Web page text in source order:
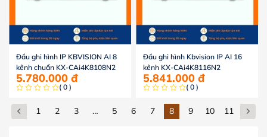
Đầu ghi hình IP KBVISION AI 8
kênh chuẩn KX-CAi4K8108N2
5.780.000 đ
( 0 )
Đầu ghi hình Kbvision IP AI 16
kênh KX-CAi4K8116N2
5.841.000 đ
( 0 )
1 2 3 … 5 6 7 8 9 10 11